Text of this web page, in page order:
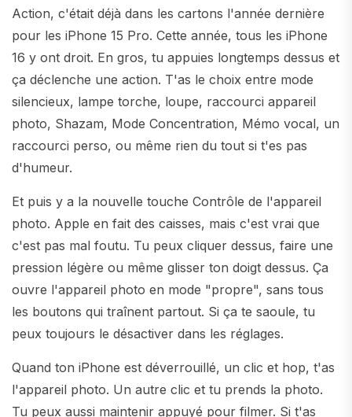
Action, c'était déjà dans les cartons l'année dernière
pour les iPhone 15 Pro. Cette année, tous les iPhone
16 y ont droit. En gros, tu appuies longtemps dessus et
ça déclenche une action. T'as le choix entre mode
silencieux, lampe torche, loupe, raccourci appareil
photo, Shazam, Mode Concentration, Mémo vocal, un
raccourci perso, ou même rien du tout si t'es pas
d'humeur.
Et puis y a la nouvelle touche Contrôle de l'appareil
photo. Apple en fait des caisses, mais c'est vrai que
c'est pas mal foutu. Tu peux cliquer dessus, faire une
pression légère ou même glisser ton doigt dessus. Ça
ouvre l'appareil photo en mode "propre", sans tous
les boutons qui traînent partout. Si ça te saoule, tu
peux toujours le désactiver dans les réglages.
Quand ton iPhone est déverrouillé, un clic et hop, t'as
l'appareil photo. Un autre clic et tu prends la photo.
Tu peux aussi maintenir appuyé pour filmer. Si t'as